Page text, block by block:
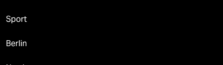
Sport
Berlin